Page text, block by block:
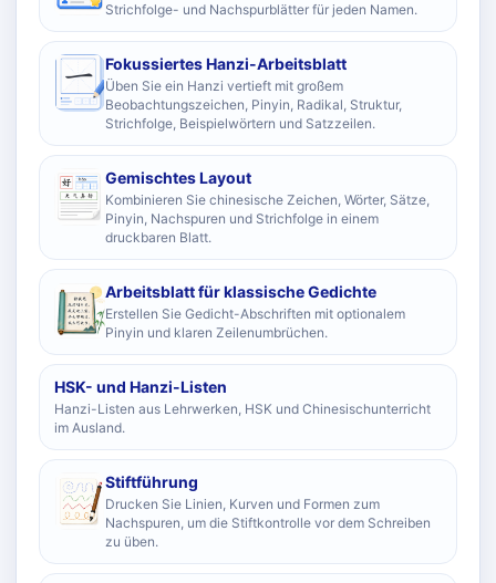
Strichfolge- und Nachspurblätter für jeden Namen.
Fokussiertes Hanzi-Arbeitsblatt
Üben Sie ein Hanzi vertieft mit großem
Beobachtungszeichen, Pinyin, Radikal, Struktur,
Strichfolge, Beispielwörtern und Satzzeilen.
Gemischtes Layout
Kombinieren Sie chinesische Zeichen, Wörter, Sätze,
Pinyin, Nachspuren und Strichfolge in einem
druckbaren Blatt.
Arbeitsblatt für klassische Gedichte
Erstellen Sie Gedicht-Abschriften mit optionalem
Pinyin und klaren Zeilenumbrüchen.
HSK- und Hanzi-Listen
Hanzi-Listen aus Lehrwerken, HSK und Chinesischunterricht
im Ausland.
Stiftführung
Drucken Sie Linien, Kurven und Formen zum
Nachspuren, um die Stiftkontrolle vor dem Schreiben
zu üben.